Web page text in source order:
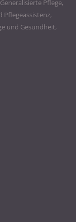
Pflege,
Pflegeassistenz,
und Gesundheit,